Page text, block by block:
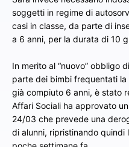
soggetti in regime di
casi in classe, da parte di
a 6 anni, per la durata di 10
In merito al “nuovo” obbligo
parte dei bimbi frequentati la
già compiuto 6 anni, è stato
Affari Sociali ha approvato
24/03 che prevede una
di alunni, ripristinando quindi